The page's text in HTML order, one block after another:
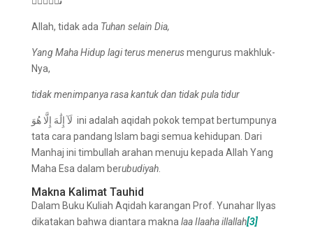
Allah, tidak ada Tuhan selain Dia,
Yang Maha Hidup lagi terus menerusmengurus makhluk-
Nya,
tidak menimpanyarasakantuk dan tidak pula tidur
لَآ إِلَٰهَ إِلَّا هُوَ ini adalah aqidah pokok tempat bertumpunya
tata cara pandang Islam bagi semua kehidupan. Dari
Manhaj ini timbullah arahan menuju kepada Allah Yang
Maha Esa dalam berubudiyah.
Makna Kalimat Tauhid
Dalam Buku Kuliah Aqidah karangan Prof. Yunahar Ilyas
dikatakan bahwa diantara makna laa Ilaaha illallah[3]